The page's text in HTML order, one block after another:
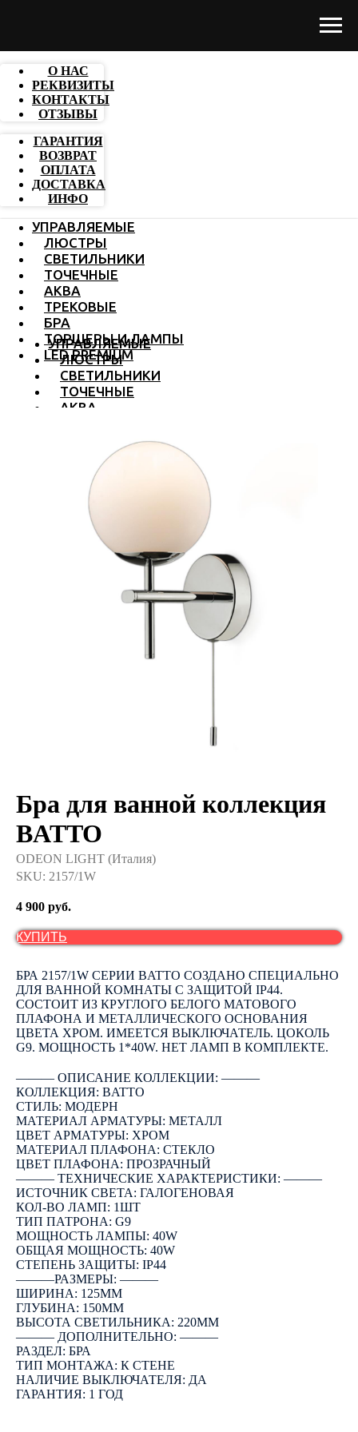
О НАС
РЕКВИЗИТЫ
КОНТАКТЫ
ОТЗЫВЫ
ГАРАНТИЯ
ВОЗВРАТ
ОПЛАТА
ДОСТАВКА
ИНФО
УПРАВЛЯЕМЫЕ
ЛЮСТРЫ
СВЕТИЛЬНИКИ
ТОЧЕЧНЫЕ
АКВА
ТРЕКОВЫЕ
БРА
ТОРШЕРЫ И ЛАМПЫ
LED PREMIUM
УПРАВЛЯЕМЫЕ
ЛЮСТРЫ
СВЕТИЛЬНИКИ
ТОЧЕЧНЫЕ
АКВА
ТОРШЕРЫ И ЛАМПЫ
LED PREMIUM
Бра для ванной коллекция
BATTO
ODEON LIGHT (Италия)
SKU: 2157/1W
4 900 руб.
КУПИТЬ
БРА 2157/1W СЕРИИ BATTO СОЗДАНО СПЕЦИАЛЬНО
ДЛЯ ВАННОЙ КОМНАТЫ С ЗАЩИТОЙ IP44.
СОСТОИТ ИЗ КРУГЛОГО БЕЛОГО МАТОВОГО
ПЛАФОНА И МЕТАЛЛИЧЕСКОГО ОСНОВАНИЯ
ЦВЕТА ХРОМ. ИМЕЕТСЯ ВЫКЛЮЧАТЕЛЬ. ЦОКОЛЬ
G9. МОЩНОСТЬ 1*40W. НЕТ ЛАМП В КОМПЛЕКТЕ.
――― ОПИСАНИЕ КОЛЛЕКЦИИ: ―――
КОЛЛЕКЦИЯ: BATTO
СТИЛЬ: МОДЕРН
МАТЕРИАЛ АРМАТУРЫ: МЕТАЛЛ
ЦВЕТ АРМАТУРЫ: ХРОМ
МАТЕРИАЛ ПЛАФОНА: СТЕКЛО
ЦВЕТ ПЛАФОНА: ПРОЗРАЧНЫЙ
――― ТЕХНИЧЕСКИЕ ХАРАКТЕРИСТИКИ: ―――
ИСТОЧНИК СВЕТА: ГАЛОГЕНОВАЯ
КОЛ-ВО ЛАМП: 1ШТ
ТИП ПАТРОНА: G9
МОЩНОСТЬ ЛАМПЫ: 40W
ОБЩАЯ МОЩНОСТЬ: 40W
СТЕПЕНЬ ЗАЩИТЫ: IP44
―――РАЗМЕРЫ: ―――
ШИРИНА: 125ММ
ГЛУБИНА: 150ММ
ВЫСОТА СВЕТИЛЬНИКА: 220ММ
――― ДОПОЛНИТЕЛЬНО: ―――
РАЗДЕЛ: БРА
ТИП МОНТАЖА: К СТЕНЕ
НАЛИЧИЕ ВЫКЛЮЧАТЕЛЯ: ДА
ГАРАНТИЯ: 1 ГОД